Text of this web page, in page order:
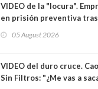
VIDEO de la "locura".
en prisión preventiva tras
Los persiguió en potente
05 August 2026
VIDEO del duro cruce.
Sin Filtros: "¿Me vas a